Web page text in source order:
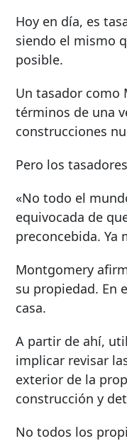
Hoy en día, es
siendo el mismo
posible.
Un tasador como
términos de una
construcciones
Pero los
«No todo el
equivocada de
preconcebida. Ya
Montgomery
su propiedad. En
casa.
A partir de ahí,
implicar revisar
exterior de la
construcción y
No todos los